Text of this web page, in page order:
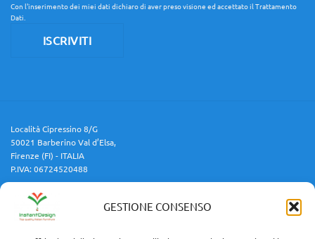
GESTIONE CONSENSO
Con l'inserimento dei miei dati dichiaro di aver preso visione ed accettato ilTrattamento
Dati.
Località Cipressino 8/G
50021 Barberino Val d’Elsa,
Firenze (FI) - ITALIA
P.IVA: 06724520488
Cellulare:
Email:info@instantdesign.it